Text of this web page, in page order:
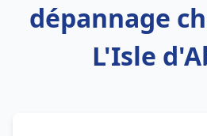
dépannage
L'Isle